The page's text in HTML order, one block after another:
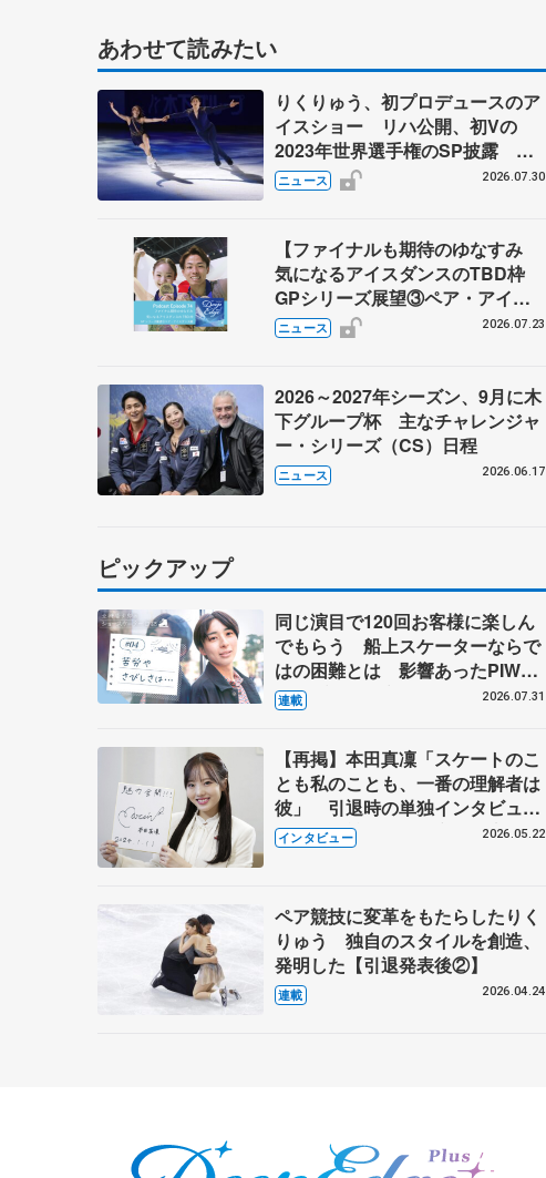
あわせて読みたい
りくりゅう、初プロデュースのア
イスショー リハ公開、初Vの
2023年世界選手権のSP披露 ハ
ゼボロ、チョクベイら豪華メンバ
ーが来日
ニュース 2026.07.30
【ファイナルも期待のゆなすみ
気になるアイスダンスのTBD枠
GPシリーズ展望③ペア・アイス
ダンス編】 ポッドキャスト#74
を配信
ニュース 2026.07.23
2026～2027年シーズン、9月に木
下グループ杯 主なチャレンジャ
ー・シリーズ（CS）日程
ニュース 2026.06.17
ピックアップ
同じ演目で120回お客様に楽しん
でもらう 船上スケーターならで
はの困難とは 影響あったPIW前
キャプテン松永さんの存在
連載 2026.07.31
【再掲】本田真凜「スケートのこ
とも私のことも、一番の理解者は
彼」 引退時の単独インタビュー
で語った競技人生や家族、恋人、
これからの夢…
インタビュー 2026.05.22
ペア競技に変革をもたらしたりく
りゅう 独自のスタイルを創造、
発明した【引退発表後②】
連載 2026.04.24